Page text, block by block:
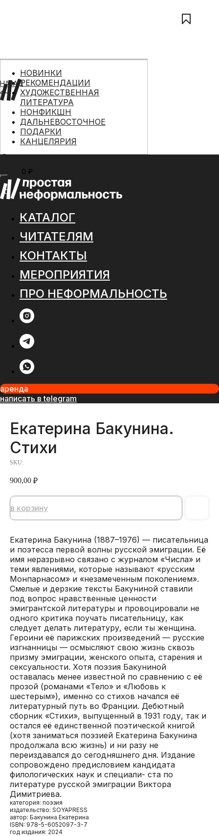
0 ₽
МЕНЮ
0
НАЗАД
НОВИНКИ
РЕКОМЕНДАЦИИ
ХУДОЖЕСТВЕННАЯ
ЛИТЕРАТУРА
НОНФИКШН
ДАЛЬНЕВОСТОЧНОЕ
ПОДАРКИ
КАНЦЕЛЯРИЯ
КАТАЛОГ
ЧИТАТЕЛЯМ
КОНТАКТЫ
МЕРОПРИЯТИЯ
ПРО НЕФОРМАЛЬНОСТЬ
аренда
написать в telegram
Екатерина Бакунина.
Стихи
SKU:
900,00 ₽
в корзину
Екатерина Бакунина (1887–1976) — писательница
и поэтесса первой волны русской эмиграции. Её
имя неразрывно связано с журналом «Числа» и
теми явлениями, которые называют «русским
Монпарнасом» и «незамеченным поколением».
Смелые и дерзкие тексты Бакуниной ставили
под вопрос нравственные ценности
эмигрантской литературы и провоцировали не
одного критика поучать писательницу, как
следует делать литературу, если ты женщина.
Героини её парижских произведений — русские
изгнанницы — осмысляют свою жизнь сквозь
призму эмиграции, женского опыта, старения и
сексуальности. Хотя поэзия Бакуниной
оставалась менее известной по сравнению с её
прозой (романами «Тело» и «Любовь к
шестерым»), именно со стихов начался её
литературный путь во Франции. Дебютный
сборник «Стихи», выпущенный в 1931 году, так и
остался её единственной поэтической книгой
(хотя заниматься поэзией Екатерина Бакунина
продолжала всю жизнь) и ни разу не
переиздавался до сегодняшнего дня. Издание
сопровождено предисловием кандидата
филологических наук и специали- ста по
литературе русской эмиграции Виктора
Димитриева.
категория: поэзия
издательство: SOYAPRESS
автор: Бакунина Екатерина
ISBN: 978-5-6052097-3-7
год издания: 2024